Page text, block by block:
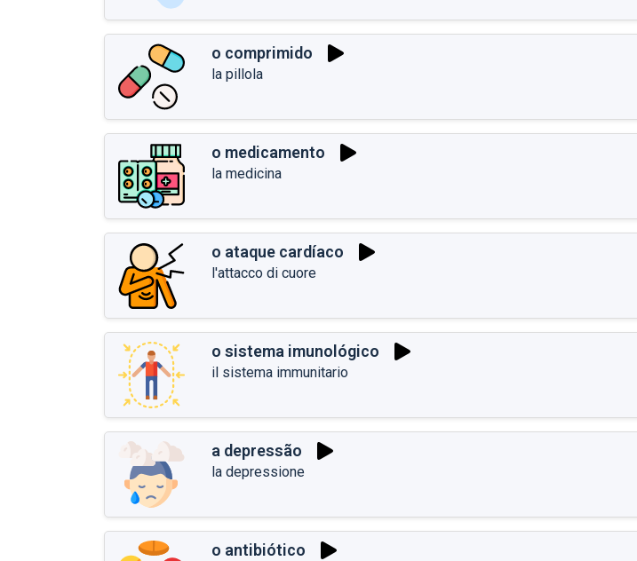
o comprimido
la pillola
o medicamento
la medicina
o ataque cardíaco
l'attacco di cuore
o sistema imunológico
il sistema immunitario
a depressão
la depressione
o antibiótico